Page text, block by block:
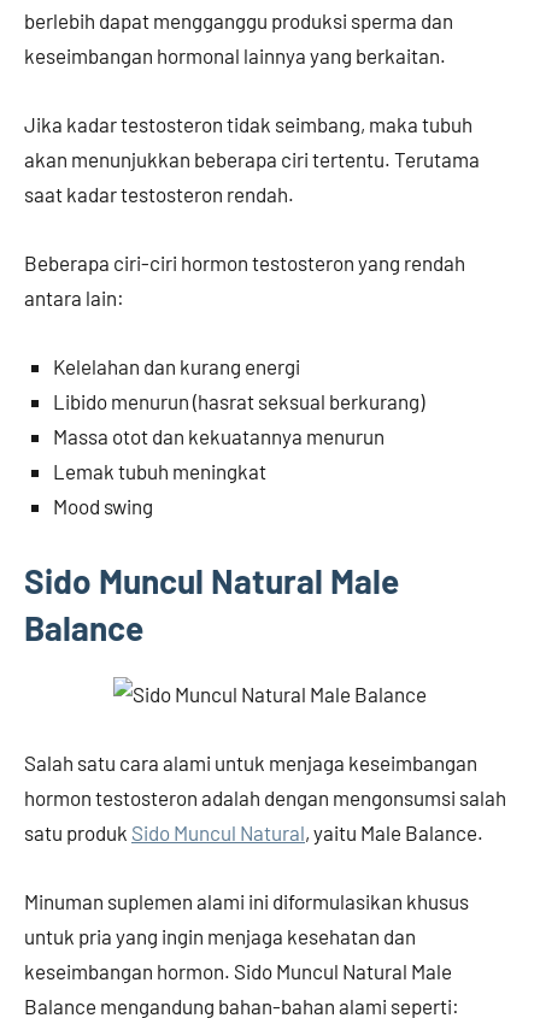
berlebih dapat mengganggu produksi sperma dan
keseimbangan hormonal lainnya yang berkaitan.
Jika kadar testosteron tidak seimbang, maka tubuh
akan menunjukkan beberapa ciri tertentu. Terutama
saat kadar testosteron rendah.
Beberapa ciri-ciri hormon testosteron yang rendah
antara lain:
Kelelahan dan kurang energi
Libido menurun (hasrat seksual berkurang)
Massa otot dan kekuatannya menurun
Lemak tubuh meningkat
Mood swing
Sido Muncul Natural Male
Balance
Salah satu cara alami untuk menjaga keseimbangan
hormon testosteron adalah dengan mengonsumsi salah
satu produk Sido Muncul Natural, yaitu Male Balance.
Minuman suplemen alami ini diformulasikan khusus
untuk pria yang ingin menjaga kesehatan dan
keseimbangan hormon. Sido Muncul Natural Male
Balance mengandung bahan-bahan alami seperti: